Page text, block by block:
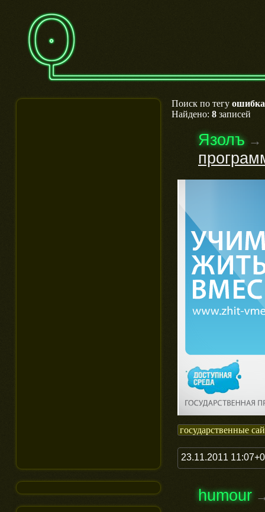
Поиск по тегу ошибка
Найдено: 8 записей
Язолъ→
государственные
23.11.2011
humour